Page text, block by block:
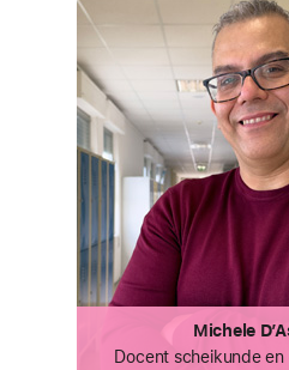
Michele
Docent scheikundeen